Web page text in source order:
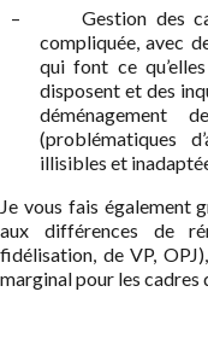
–
Gestion des
compliquée, avec
qui font ce
disposent et des
déménagement
(problématiques
illisibles et
Je vous fais également
aux différences de
fidélisation, de VP,
marginal pour les cadres